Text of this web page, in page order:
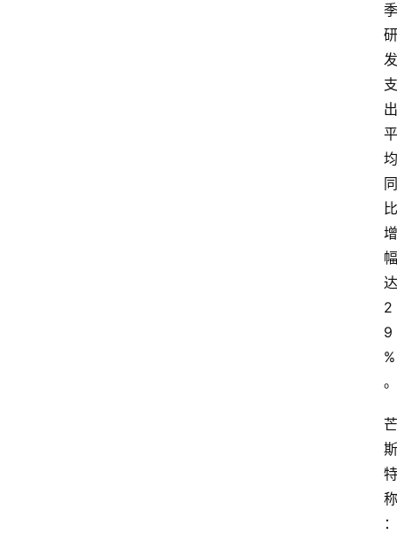
季
研
发
支
出
平
均
同
比
增
幅
达
2
9
%
。
芒
斯
特
称
：